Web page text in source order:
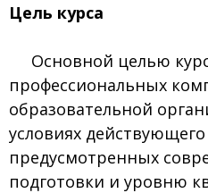
Цель курса
Основной целью
профессиональных
образовательной
условиях
предусмотренных
подготовки и уровню